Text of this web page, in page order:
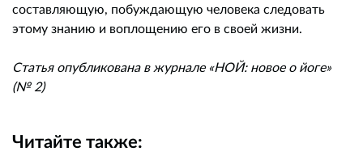
составляющую, побуждающую человека следовать
этому знанию и воплощению его в своей жизни.
Статья опубликована в журнале «НОЙ: новое о йоге»
(№ 2)
Читайте также: